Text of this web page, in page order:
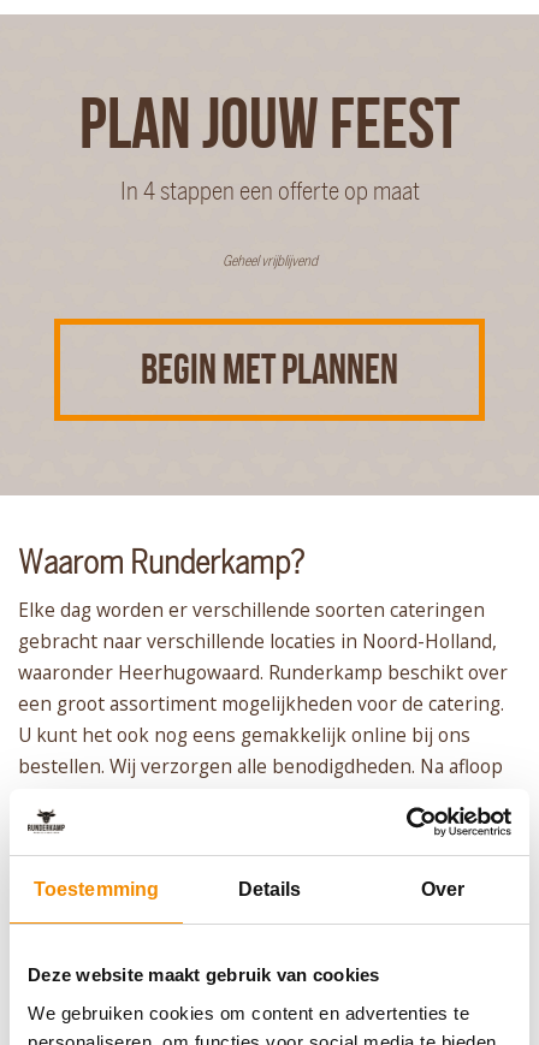
Toestemming Details Over
Deze website maakt gebruik van cookies
We gebruiken cookies om content en advertenties te
PLAN JOUW FEEST
In 4 stappen een offerte op maat
Geheel vrijblijvend
BEGIN MET PLANNEN
Waarom Runderkamp?
Elke dag worden er verschillende soorten cateringen
gebracht naar verschillende locaties in Noord-Holland,
waaronder Heerhugowaard. Runderkamp beschikt over
een groot assortiment mogelijkheden voor de catering.
U kunt het ook nog eens gemakkelijk online bij ons
bestellen. Wij verzorgen alle benodigdheden. Na afloop
zorgen met de catering van Runderkamp. Dit zorgt
ervoor dat klanten graag steeds bij ons terugkomen. Dus
bent u op zoek naar de allerbeste cateraar in de regio
Heerhugowaard? Dan kiest u voor Runderkamp!